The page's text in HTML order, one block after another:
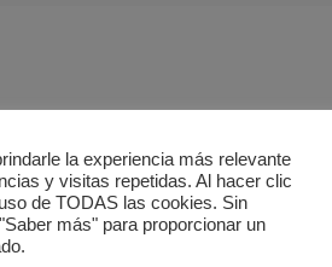
la experiencia más relevante
y visitas repetidas. Al hacer clic
de TODAS las cookies. Sin
más" para proporcionar un